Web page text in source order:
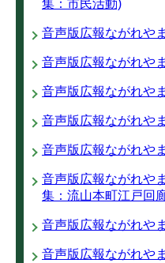
集：市民活動)
音声版広報ながれや
音声版広報ながれや
音声版広報ながれや
音声版広報ながれや
音声版広報ながれや
音声版広報ながれや
集：流山本町江戸回廊
音声版広報ながれや
音声版広報ながれや